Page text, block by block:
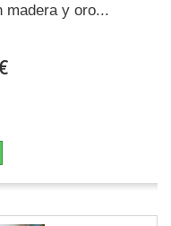
madera y oro...